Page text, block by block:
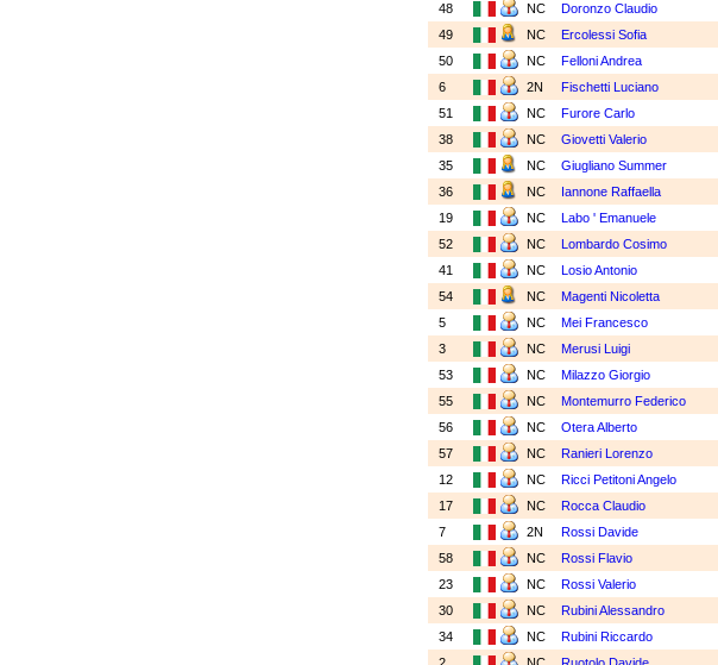
48
NC Doronzo Claudio
49
NC Ercolessi Sofia
50
NC Felloni Andrea
6
2N Fischetti Luciano
51
NC Furore Carlo
38
NC Giovetti Valerio
35
NC Giugliano Summer
36
NC Iannone Raffaella
19
NC Labo ' Emanuele
52
NC Lombardo Cosimo
41
NC Losio Antonio
54
NC Magenti Nicoletta
5
NC Mei Francesco
3
NC Merusi Luigi
53
NC Milazzo Giorgio
55
NC Montemurro Federico
56
NC Otera Alberto
57
NC Ranieri Lorenzo
12
NC Ricci Petitoni Angelo
17
NC Rocca Claudio
7
2N Rossi Davide
58
NC Rossi Flavio
23
NC Rossi Valerio
30
NC Rubini Alessandro
34
NC Rubini Riccardo